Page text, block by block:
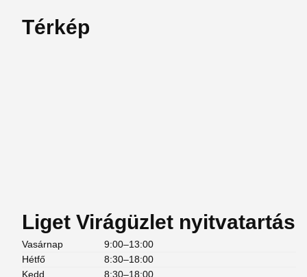
Térkép
Liget Virágüzlet nyitvatartás
Vasárnap
9:00–13:00
Hétfő
8:30–18:00
Kedd
8:30–18:00